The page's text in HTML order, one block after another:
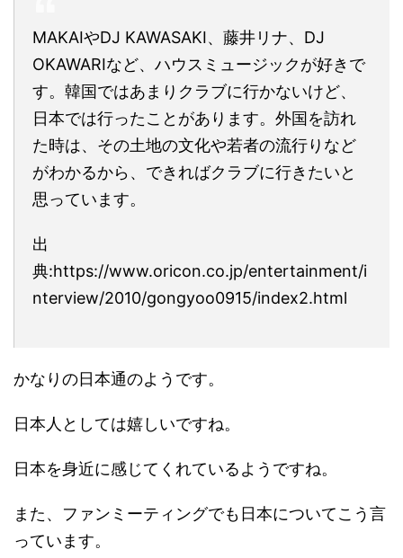
MAKAIやDJ KAWASAKI、藤井リナ、DJ
OKAWARIなど、ハウスミュージックが好きで
す。韓国ではあまりクラブに行かないけど、
日本では行ったことがあります。外国を訪れ
た時は、その土地の文化や若者の流行りなど
がわかるから、できればクラブに行きたいと
思っています。
出
典:https://www.oricon.co.jp/entertainment/i
nterview/2010/gongyoo0915/index2.html
かなりの日本通のようです。
日本人としては嬉しいですね。
日本を身近に感じてくれているようですね。
また、ファンミーティングでも日本についてこう言
っています。